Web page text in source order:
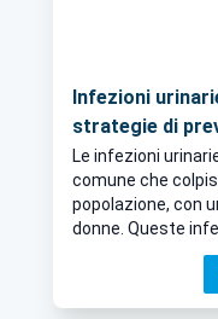
Infezioni
strategie di
Le infezioni
comune che
popolazione, con
donne. Queste
diverse parti del
vescica e reni, e